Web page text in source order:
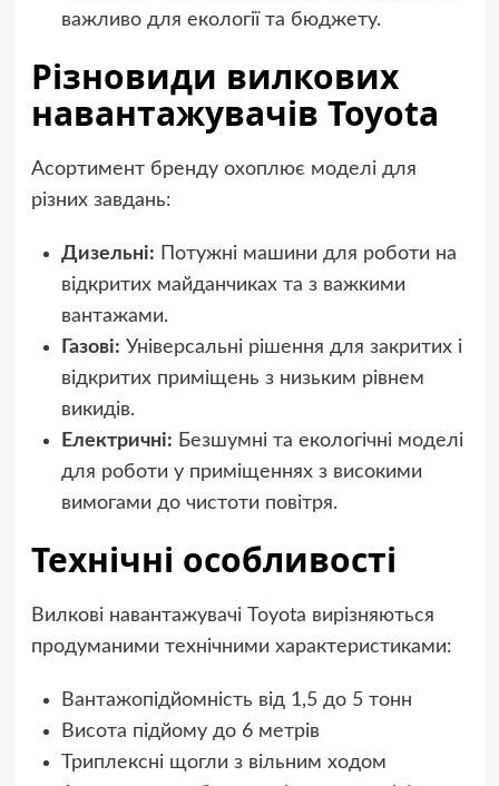
важливо для екології та бюджету.
Різновиди вилкових
навантажувачів Toyota
Асортимент бренду охоплює моделі для
різних завдань:
Дизельні: Потужні машини для роботи на
відкритих майданчиках та з важкими
вантажами.
Газові: Універсальні рішення для закритих і
відкритих приміщень з низьким рівнем
викидів.
Електричні: Безшумні та екологічні моделі
для роботи у приміщеннях з високими
вимогами до чистоти повітря.
Технічні особливості
Вилкові навантажувачі Toyota вирізняються
продуманими технічними характеристиками:
Вантажопідйомність від 1,5 до 5 тонн
Висота підйому до 6 метрів
Триплексні щогли з вільним ходом